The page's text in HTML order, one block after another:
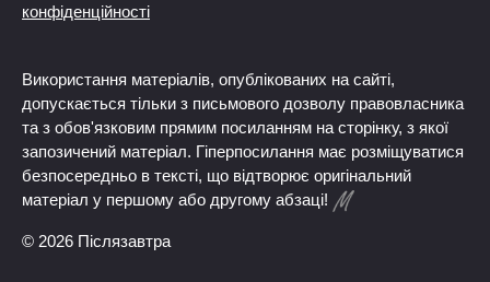
конфіденційності
Використання матеріалів, опублікованих на сайті,
допускається тільки з письмового дозволу правовласника
та з обов'язковим прямим посиланням на сторінку, з якої
запозичений матеріал. Гіперпосилання має розміщуватися
безпосередньо в тексті, що відтворює оригінальний
матеріал у першому або другому абзаці!
© 2026 Післязавтра